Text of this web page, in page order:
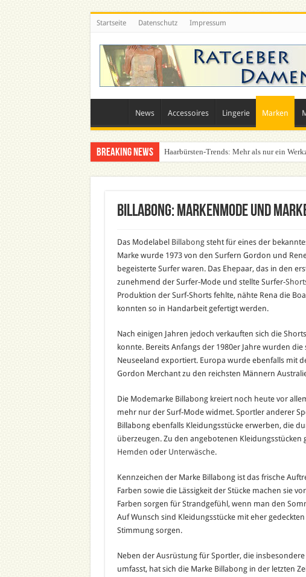
Startseite Datenschutz Impressum
News Accessoires Lingerie Marken
Breaking News Haarbürsten-Trends: Mehr als nur ein
Billabong: Markenmode und
Das Modelabel Billabongsteht für eines der
Marke wurde 1973 von den Surfern Gordon und
begeisterte Surfer waren. Das Ehepaar, das in den
zunehmend der Surfer-Mode und stellte Surfer-
Produktion der Surf-Shorts fehlte, nähte Rena die
konnten so in Handarbeit gefertigt werden.
Nach einigen Jahren jedoch verkauften sich die
konnte. Bereits Anfangs der 1980er Jahre wurden
Neuseeland exportiert. Europa wurde ebenfalls mit
Gordon Merchant zu den reichsten Männern
Die Modemarke Billabong kreiert noch heute vor
mehr nur der Surf-Mode widmet. Sportler anderer
Billabong ebenfalls Kleidungsstücke erwerben, die
überzeugen. Zu den angebotenen Kleidungsstücken
Hemden oder Unterwäsche.
Kennzeichen der Marke Billabong ist das frische
Farben sowie die Lässigkeit der Stücke machen sie
Farben sorgen für Strandgefühl, wenn man den
Auf Wunsch sind Kleidungsstücke mit eher
Stimmung sorgen.
Neben der Ausrüstung für Sportler, die
umfasst, hat sich die Marke Billabong in der letzten